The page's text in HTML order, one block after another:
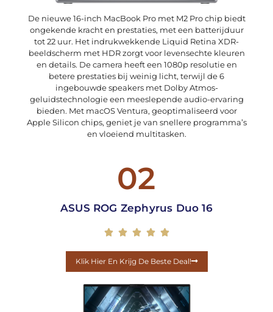
De nieuwe 16-inch MacBook Pro met M2 Pro chip biedt
ongekende kracht en prestaties, met een batterijduur
tot 22 uur. Het indrukwekkende Liquid Retina XDR-
beeldscherm met HDR zorgt voor levensechte kleuren
en details. De camera heeft een 1080p resolutie en
betere prestaties bij weinig licht, terwijl de 6
ingebouwde speakers met Dolby Atmos-
geluidstechnologie een meeslepende audio-ervaring
bieden. Met macOS Ventura, geoptimaliseerd voor
Apple Silicon chips, geniet je van snellere programma’s
en vloeiend multitasken.
02
ASUS ROG Zephyrus Duo 16
    
Klik Hier En Krijg De Beste Deal!